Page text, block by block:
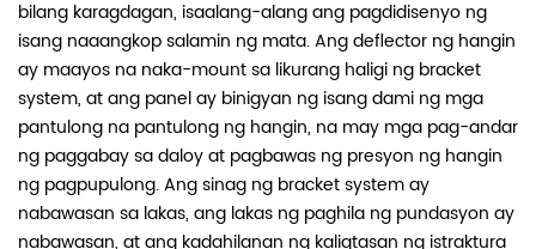
bilang karagdagan, isaalang-alang ang pagdidisenyo ng
isang naaangkop salamin ng mata. Ang deflector ng hangin
ay maayos na naka-mount sa likurang haligi ng bracket
system, at ang panel ay binigyan ng isang dami ng mga
pantulong na pantulong ng hangin, na may mga pag-andar
ng paggabay sa daloy at pagbawas ng presyon ng hangin
ng pagpupulong. Ang sinag ng bracket system ay
nabawasan sa lakas, ang lakas ng paghila ng pundasyon ay
nabawasan, at ang kadahilanan ng kaligtasan ng istraktura